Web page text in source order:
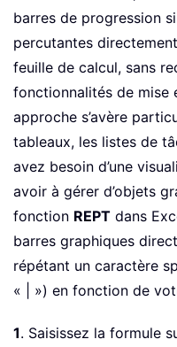
barres de progression
percutantes
feuille de calcul, sans
fonctionnalités de mise
approche s’avère
tableaux, les listes de
avez besoin d’une
avoir à gérer d’objets
fonction REPT dans
barres graphiques
répétant un caractère
« | ») en fonction de
1. Saisissez la formule